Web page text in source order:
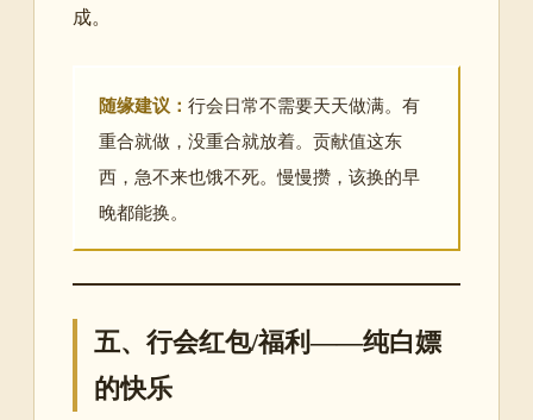
成。
随缘建议： 行会日常不需要天天做满。有
重合就做，没重合就放着。贡献值这东
西，急不来也饿不死。慢慢攒，该换的早
晚都能换。
五、行会红包/福利——纯白嫖
的快乐